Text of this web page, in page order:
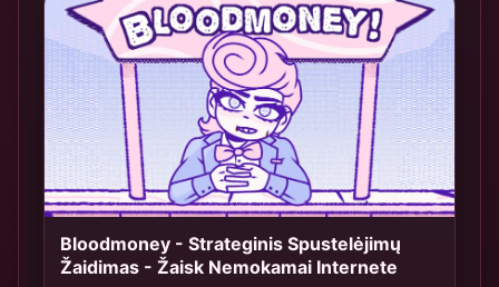
TOP 2
Bloodmoney - Strateginis Spustelėjimų
Žaidimas - Žaisk Nemokamai Internete